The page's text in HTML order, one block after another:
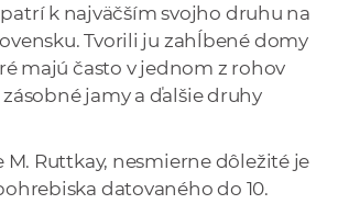
k najväčším svojho druhu na
Tvorili ju zahĺbené domy
majú často v jednom z rohov
jamy a ďalšie druhy
Ruttkay, nesmierne dôležité je
datovaného do 10.